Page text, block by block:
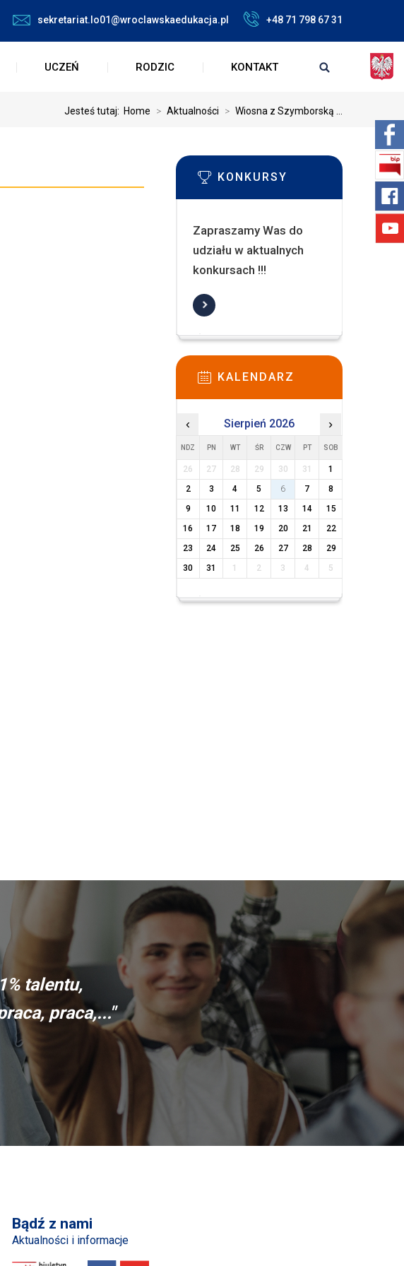
sekretariat.lo01@wroclawskaedukacja.pl +48 71 798 67 31
UCZEŃ RODZIC KONTAKT
Jesteś tutaj: Home > Aktualności > Wiosna z Szymborską ...
KONKURSY
Zapraszamy Was do
udziału w aktualnych
konkursach !!!
KALENDARZ
‹ Sierpień 2026 ›
NDZ PN WT ŚR CZW PT SOB
26 27 28 29 30 31
1
2
3 4 5 6 7
8
9
10 11 12 13 14
15
16
17 18 19 20 21
22
23
24 25 26 27 28
29
30
31 1 2 3 4 5
talentu,
praca,..."
Bądź z nami
Aktualności i informacje